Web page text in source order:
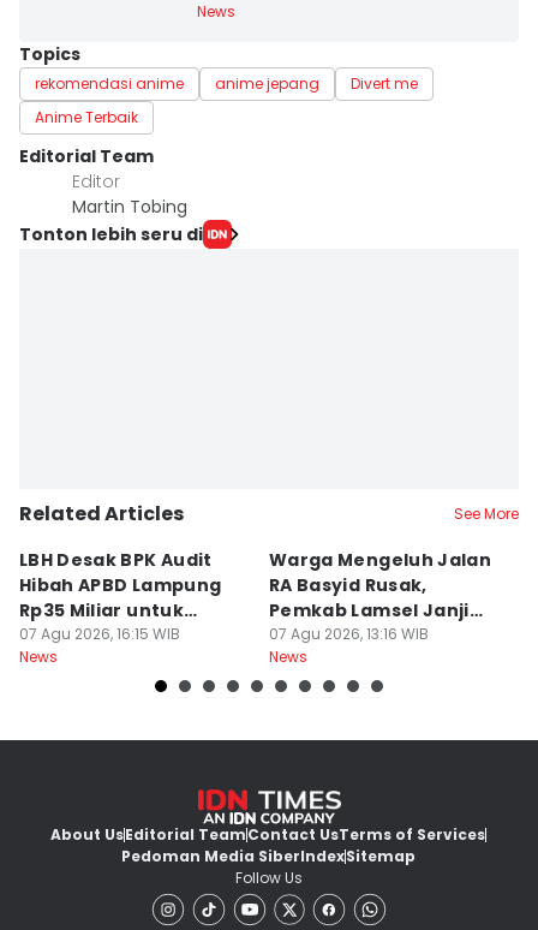
News
Topics
rekomendasi anime anime jepang
Divert me
Anime Terbaik
Editorial Team
Editor
Martin Tobing
Tonton lebih seru di
Related Articles See More
LBH Desak BPK Audit
Hibah APBD Lampung
Rp35 Miliar untuk
Kejaksaan
07 Agu 2026, 16:15 WIB
News
Warga Mengeluh Jalan
RA Basyid Rusak,
Pemkab Lamsel Janji
Segera Perbaiki
07 Agu 2026, 13:16 WIB
News
About UsEditorial TeamContact UsTerms of Services
Pedoman Media SiberIndexSitemap
Follow Us